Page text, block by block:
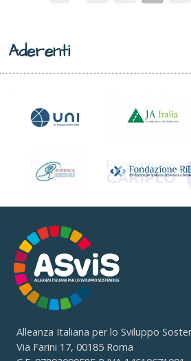
Aderenti
Alleanza Italiana per lo Sviluppo
Via Farini 17, 00185 Roma